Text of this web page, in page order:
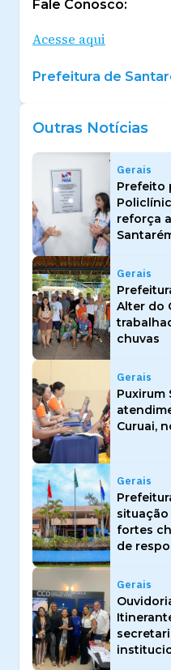
Fale Conosco:
Acesse aqui
Prefeitura de
Outras Notícias
Gerais
Prefeito
reforça
Gerais
Alter do
chuvas
Gerais
Puxirum
Curuai,
Gerais
fortes
de
Gerais